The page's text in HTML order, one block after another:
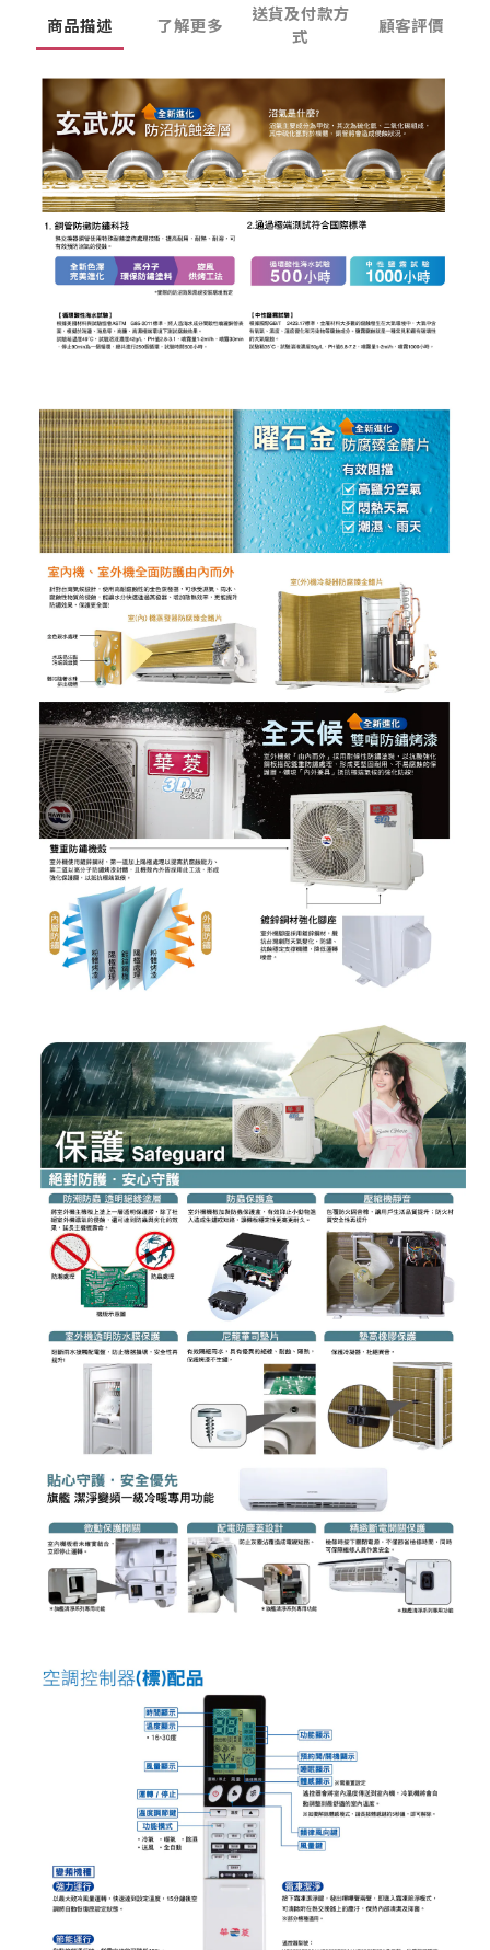
商品描述 了解更多
送貨及付款方
式
顧客評價